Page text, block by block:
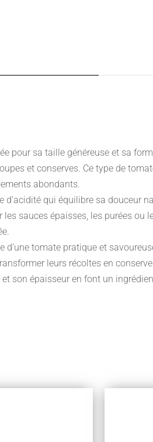
pour sa taille généreuse et sa
et conserves. Ce type de
abondants.
qui équilibre sa douceur
sauces épaisses, les purées ou
tomate pratique et
leurs récoltes en
son épaisseur en font un